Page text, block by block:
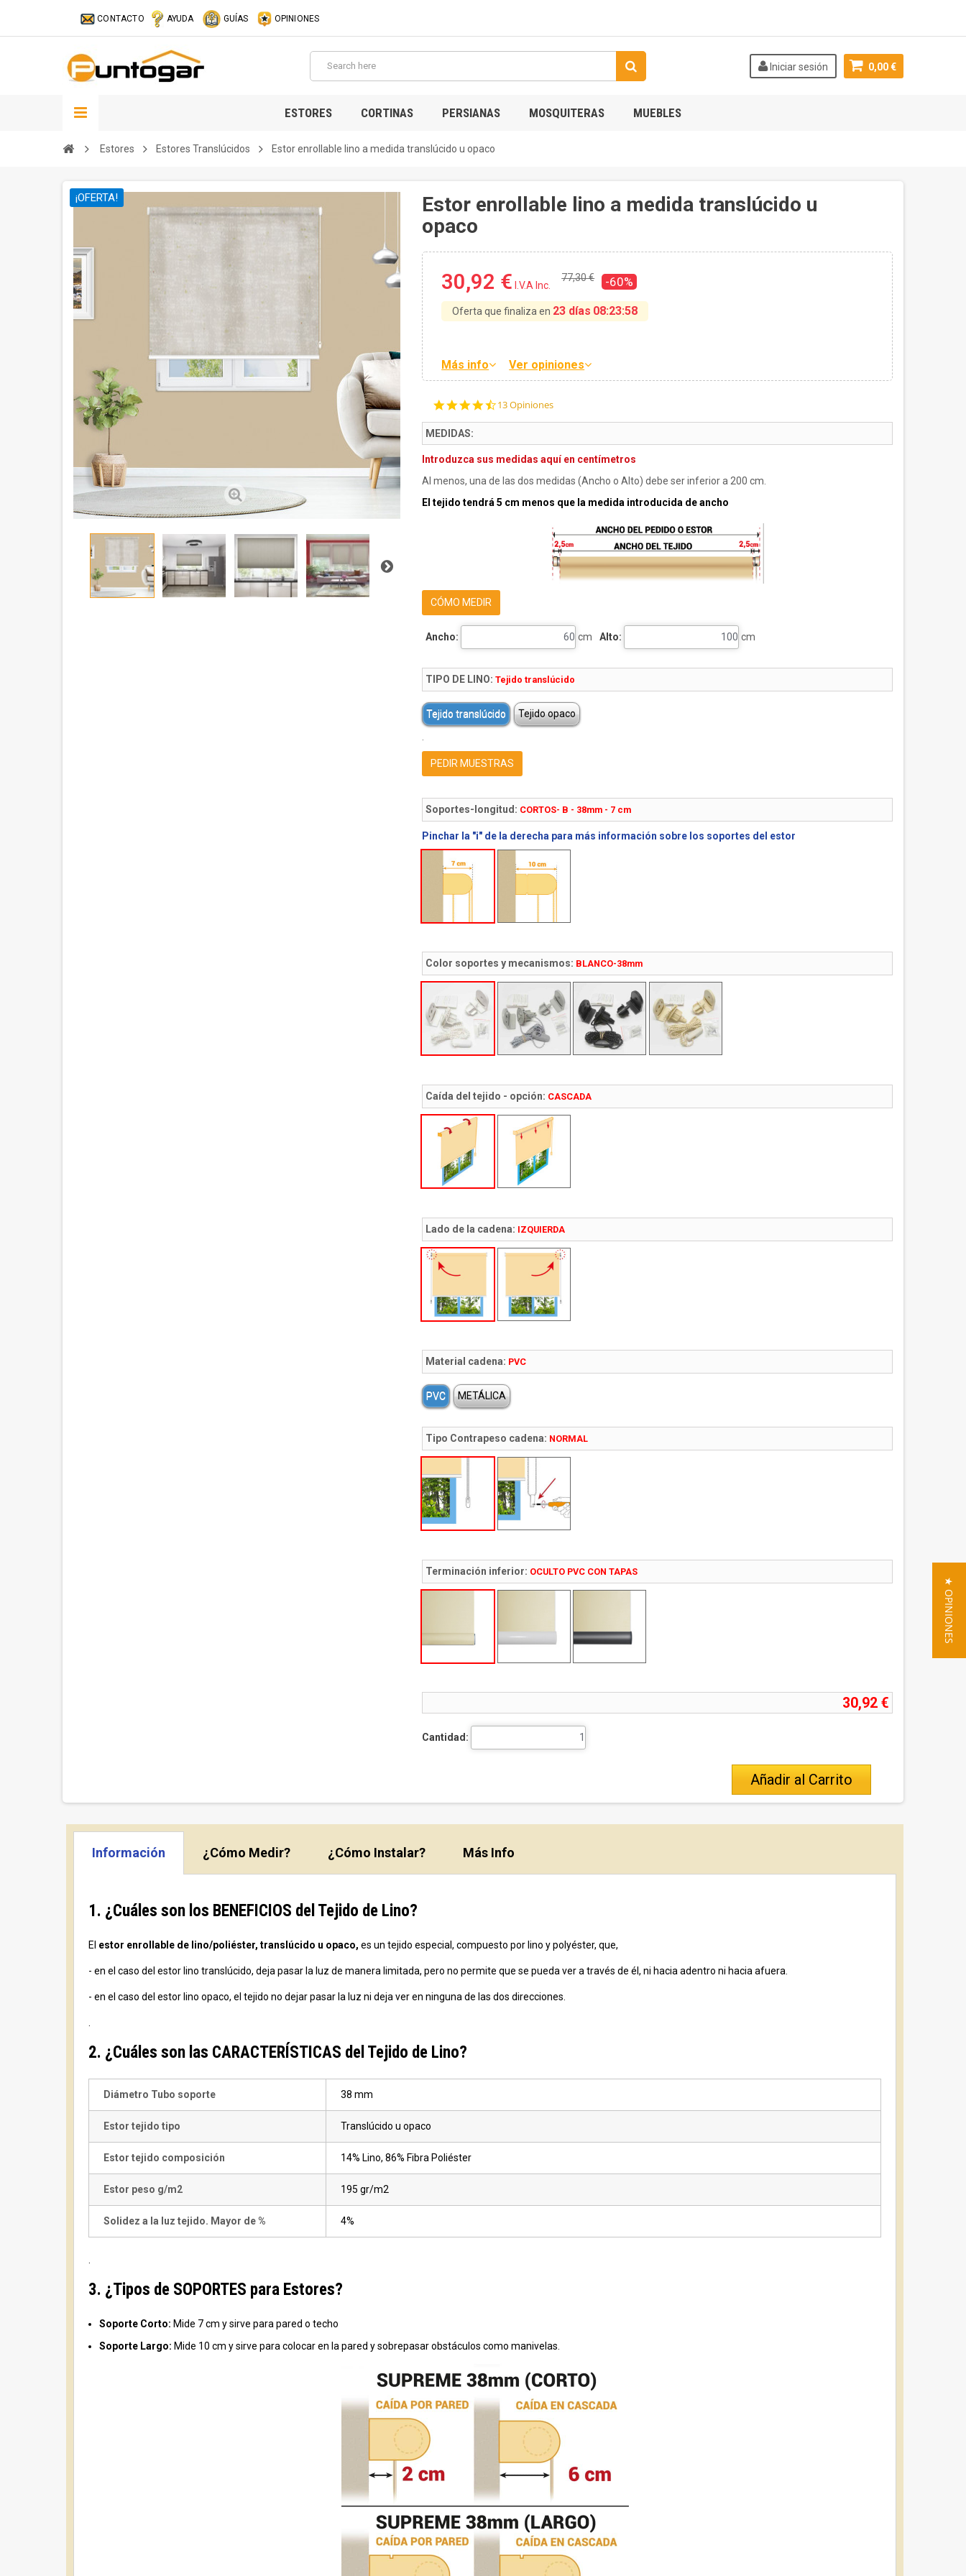
CONTACTO AYUDA GUÍAS OPINIONES
0,00 €
Iniciar sesión
ESTORES CORTINAS PERSIANAS MOSQUITERAS MUEBLES
Estores Estores Translúcidos Estor enrollable lino a medida translúcido u opaco
¡OFERTA!
Estor enrollable lino a medida translúcido u
opaco
30,92 € I.V.A Inc.
77,30 € -60%
Oferta que finaliza en 23 días 08:23:57
Más info Ver opiniones
4.6
13 Opiniones
MEDIDAS:
Introduzca sus medidas aquí en centímetros
Al menos, una de las dos medidas (Ancho o Alto) debe ser inferior a 200 cm.
El tejido tendrá 5 cm menos que la medida introducida de ancho
CÓMO MEDIR
Ancho: cm Alto: cm
TIPO DE LINO: Tejido translúcido
Tejido translúcido
Tejido opaco
PEDIR MUESTRAS
Soportes-longitud: CORTOS- B - 38mm - 7 cm
Pinchar la "i" de la derecha para más información sobre los soportes del estor
Color soportes y mecanismos: BLANCO-38mm
Caída del tejido - opción: CASCADA
Lado de la cadena: IZQUIERDA
Material cadena: PVC
PVC METÁLICA
Tipo Contrapeso cadena: NORMAL
Terminación inferior: OCULTO PVC CON TAPAS
30,92 €
Cantidad:
Añadir al Carrito
Información ¿Cómo Medir? ¿Cómo Instalar? Más Info
1. ¿Cuáles son los BENEFICIOS del Tejido de Lino?
El estor enrollable de lino/poliéster, translúcido u opaco, es un tejido especial, compuesto por lino y polyéster, que,
- en el caso del estor lino translúcido, deja pasar la luz de manera limitada, pero no permite que se pueda ver a través de él, ni hacia adentro ni hacia afuera.
- en el caso del estor lino opaco, el tejido no dejar pasar la luz ni deja ver en ninguna de las dos direcciones.
2. ¿Cuáles son las CARACTERÍSTICAS del Tejido de Lino?
Diámetro Tubo soporte 38 mm
Estor tejido tipo Translúcido u opaco
Estor tejido composición 14% Lino, 86% Fibra Poliéster
Estor peso g/m2 195 gr/m2
Solidez a la luz tejido. Mayor de % 4%
3. ¿Tipos de SOPORTES para Estores?
Soporte Corto: Mide 7 cm y sirve para pared o techo
Soporte Largo: Mide 10 cm y sirve para colocar en la pared y sobrepasar obstáculos como manivelas.
★ OPINIONES